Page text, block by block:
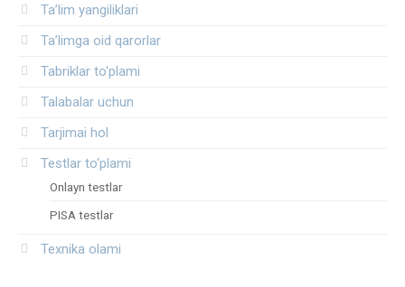
Ta’lim yangiliklari
Ta’limga oid qarorlar
Tabriklar to'plami
Talabalar uchun
Tarjimai hol
Testlar to‘plami
Onlayn testlar
PISA testlar
Texnika olami